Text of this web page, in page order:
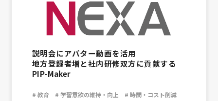
説明会にアバター動画を活用
地方登録者増と社内研修双方に貢献する
PIP-Maker
# 教育 # 学習意欲の維持・向上 # 時間・コスト削減